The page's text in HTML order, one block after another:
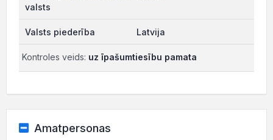
Latvija
Kontroles veids: uz īpašumtiesību pamata
Amatpersonas